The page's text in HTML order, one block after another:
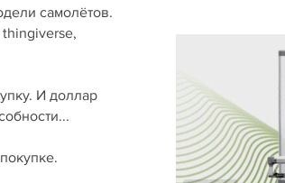
самолётов.
thingiverse,
И доллар